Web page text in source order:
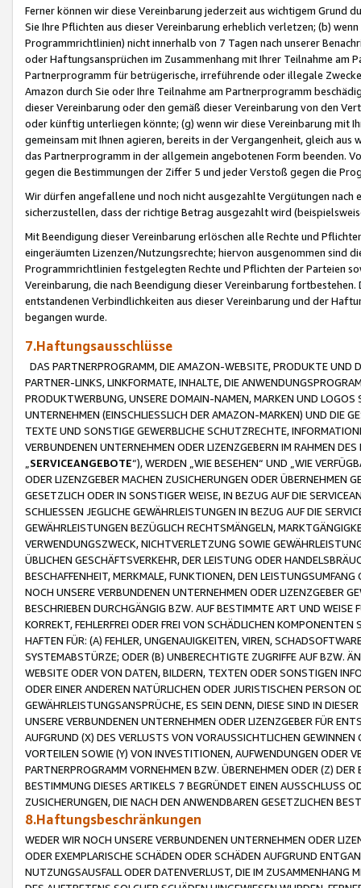
Ferner können wir diese Vereinbarung jederzeit aus wichtigem Grund
Sie Ihre Pflichten aus dieser Vereinbarung erheblich verletzen; (b)
Programmrichtlinien) nicht innerhalb von 7 Tagen nach unserer
oder Haftungsansprüchen im Zusammenhang mit Ihrer Teilnahme am
Partnerprogramm für betrügerische, irreführende oder illegale
Amazon durch Sie oder Ihre Teilnahme am Partnerprogramm
dieser Vereinbarung oder den gemäß dieser Vereinbarung von den
oder künftig unterliegen könnte; (g) wenn wir diese Vereinbarung mit
gemeinsam mit Ihnen agieren, bereits in der Vergangenheit, gleich
das Partnerprogramm in der allgemein angebotenen Form beenden.
gegen die Bestimmungen der Ziffer 5 und jeder Verstoß gegen die
Wir dürfen angefallene und noch nicht ausgezahlte Vergütungen
sicherzustellen, dass der richtige Betrag ausgezahlt wird
Mit Beendigung dieser Vereinbarung erlöschen alle Rechte und
eingeräumten Lizenzen/Nutzungsrechte; hiervon ausgenommen sind
Programmrichtlinien festgelegten Rechte und Pflichten der Parteien
Vereinbarung, die nach Beendigung dieser Vereinbarung
entstandenen Verbindlichkeiten aus dieser Vereinbarung und der
begangen wurde.
7.Haftungsausschlüsse
DAS PARTNERPROGRAMM, DIE AMAZON-WEBSITE, PRODUKTE UND
PARTNER-LINKS, LINKFORMATE, INHALTE, DIE
PRODUKTWERBUNG, UNSERE DOMAIN-NAMEN, MARKEN UND
UNTERNEHMEN (EINSCHLIESSLICH DER AMAZON-MARKEN) UND DIE
TEXTE UND SONSTIGE GEWERBLICHE SCHUTZRECHTE,
VERBUNDENEN UNTERNEHMEN ODER LIZENZGEBERN IM RAHMEN
SERVICEANGEBOTE“), WERDEN „WIE BESEHEN“ UND „WIE
ODER LIZENZGEBER MACHEN ZUSICHERUNGEN ODER ÜBERNEHMEN
GESETZLICH ODER IN SONSTIGER WEISE, IN BEZUG AUF DIE
SCHLIESSEN JEGLICHE GEWÄHRLEISTUNGEN IN BEZUG AUF DIE
GEWÄHRLEISTUNGEN BEZÜGLICH RECHTSMÄNGELN,
VERWENDUNGSZWECK, NICHTVERLETZUNG SOWIE
ÜBLICHEN GESCHÄFTSVERKEHR, DER LEISTUNG ODER
BESCHAFFENHEIT, MERKMALE, FUNKTIONEN, DEN
NOCH UNSERE VERBUNDENEN UNTERNEHMEN ODER LIZENZGEBER
BESCHRIEBEN DURCHGÄNGIG BZW. AUF BESTIMMTE ART UND
KORREKT, FEHLERFREI ODER FREI VON SCHÄDLICHEN
HAFTEN FÜR: (A) FEHLER, UNGENAUIGKEITEN, VIREN,
SYSTEMABSTÜRZE; ODER (B) UNBERECHTIGTE ZUGRIFFE AUF BZW.
WEBSITE ODER VON DATEN, BILDERN, TEXTEN ODER SONSTIGEN
ODER EINER ANDEREN NATÜRLICHEN ODER JURISTISCHEN PERSON
GEWÄHRLEISTUNGSANSPRÜCHE, ES SEIN DENN, DIESE SIND IN
UNSERE VERBUNDENEN UNTERNEHMEN ODER LIZENZGEBER FÜR
AUFGRUND (X) DES VERLUSTS VON VORAUSSICHTLICHEN
VORTEILEN SOWIE (Y) VON INVESTITIONEN, AUFWENDUNGEN ODER
PARTNERPROGRAMM VORNEHMEN BZW. ÜBERNEHMEN ODER (Z)
BESTIMMUNG DIESES ARTIKELS 7 BEGRÜNDET EINEN AUSSCHLUSS
ZUSICHERUNGEN, DIE NACH DEN ANWENDBAREN GESETZLICHEN
8.Haftungsbeschränkungen
WEDER WIR NOCH UNSERE VERBUNDENEN UNTERNEHMEN ODER
ODER EXEMPLARISCHE SCHÄDEN ODER SCHÄDEN AUFGRUND
NUTZUNGSAUSFALL ODER DATENVERLUST, DIE IM ZUSAMMENHANG